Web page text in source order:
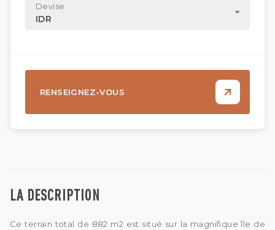
LA DESCRIPTION
Ce terrain total de 882 m2 est situé sur la magnifique île de
Devise
IDR
RENSEIGNEZ-VOUS